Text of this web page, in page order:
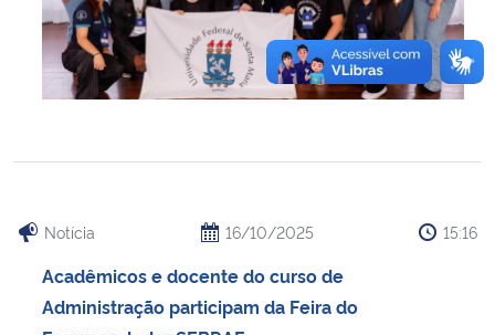
Notícia 16/10/2025 15:16
Acadêmicos e docente do curso de
Administração participam da Feira do